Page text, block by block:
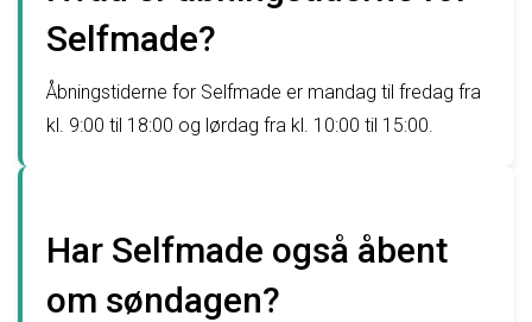
Selfmade?
Åbningstiderne for Selfmade er mandag til fredag fra
kl. 9:00 til 18:00 og lørdag fra kl. 10:00 til 15:00.
Har Selfmade også åbent
om søndagen?